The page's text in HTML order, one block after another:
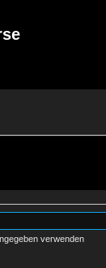
verwenden